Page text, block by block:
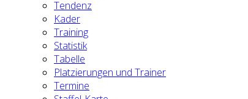
Tendenz
Kader
Training
Statistik
Tabelle
Platzierungen und Trainer
Termine